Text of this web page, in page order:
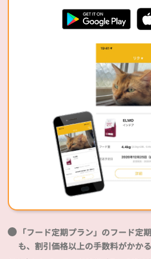
「フード定期プラン」のフード定
も、割引価格以上の手数料がかか